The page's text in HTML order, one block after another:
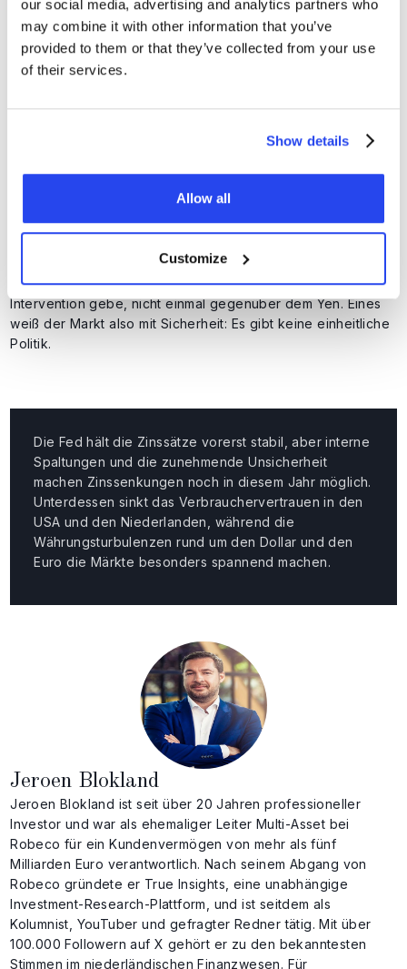
our social media, advertising and analytics partners who
may combine it with other information that you’ve
provided to them or that they’ve collected from your use
of their services.
Show details
Allow all
Customize
2% liegt, besteht in Frankfurt Spielraum und vielleicht sogar
Druck für Zinssenkungen.
zu schwach und die Entwicklung mache mir keine Sorgen.
Das führte zum größten Rückgang des Dollars seit der
den Schaden zu begrenzen: „Die USA verfolgen immer eine
starke Dollarpolitik.“ Er betonte, dass es keine aktive
Intervention gebe, nicht einmal gegenüber dem Yen. Eines
weiß der Markt also mit Sicherheit: Es gibt keine einheitliche
Politik.
Die Fed hält die Zinssätze vorerst stabil, aber interne
Spaltungen und die zunehmende Unsicherheit
machen Zinssenkungen noch in diesem Jahr möglich.
Unterdessen sinkt das Verbrauchervertrauen in den
USA und den Niederlanden, während die
Währungsturbulenzen rund um den Dollar und den
Euro die Märkte besonders spannend machen.
Jeroen Blokland
Jeroen Blokland ist seit über 20 Jahren professioneller
Investor und war als ehemaliger Leiter Multi-Asset bei
Robeco für ein Kundenvermögen von mehr als fünf
Milliarden Euro verantwortlich. Nach seinem Abgang von
Robeco gründete er True Insights, eine unabhängige
Investment-Research-Plattform, und ist seitdem als
Kolumnist, YouTuber und gefragter Redner tätig. Mit über
100.000 Followern auf X gehört er zu den bekanntesten
Stimmen im niederländischen Finanzwesen. Für